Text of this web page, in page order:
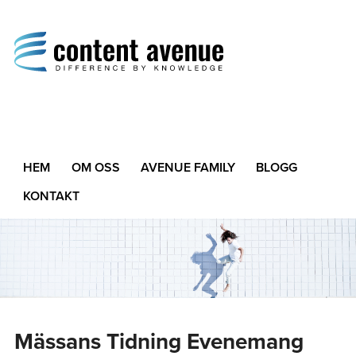
Difference by Knowledge
HEM OM OSS AVENUE FAMILY
BLOGG
KONTAKT
Mässans Tidning Evenemang